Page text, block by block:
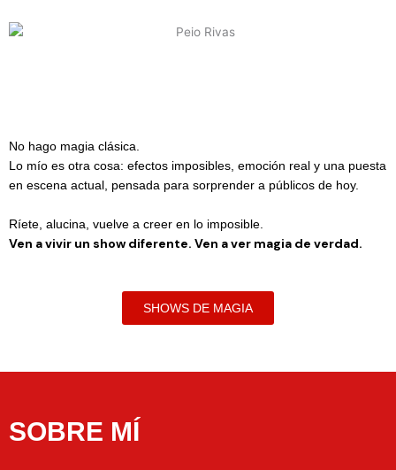
No hago magia clásica.
Lo mío es otra cosa: efectos imposibles, emoción real y una puesta
en escena actual, pensada para sorprender a públicos de hoy.
Ríete, alucina, vuelve a creer en lo imposible.
Ven a vivir un show diferente. Ven a ver magia de verdad.
SHOWS DE MAGIA
SOBRE MÍ